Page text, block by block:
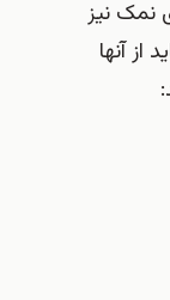
نمک نیز
از آنها